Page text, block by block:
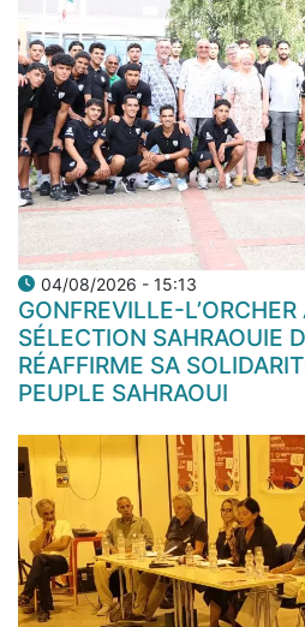
04/08/2026 - 15:13
GONFREVILLE-
SÉLECTION SAHRAOUIE
RÉAFFIRME SA
PEUPLE SAHRAOUI